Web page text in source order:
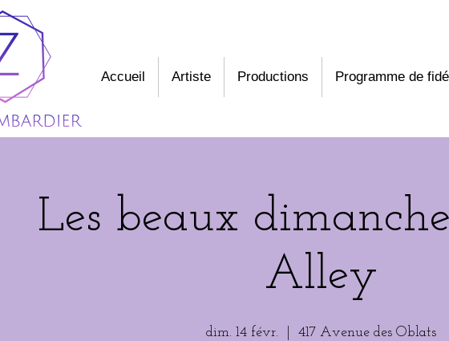
Accueil Artiste Productions Programme de
Les beaux
Alley
dim. 14 févr. 417 Avenue des Oblats